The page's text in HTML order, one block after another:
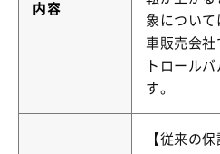
内容
象につい
車販売会社
トロール
す。
【従来の保